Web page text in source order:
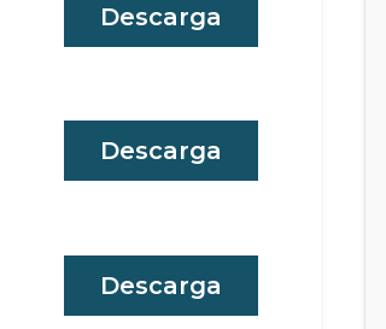
Descarga
Descarga
Descarga